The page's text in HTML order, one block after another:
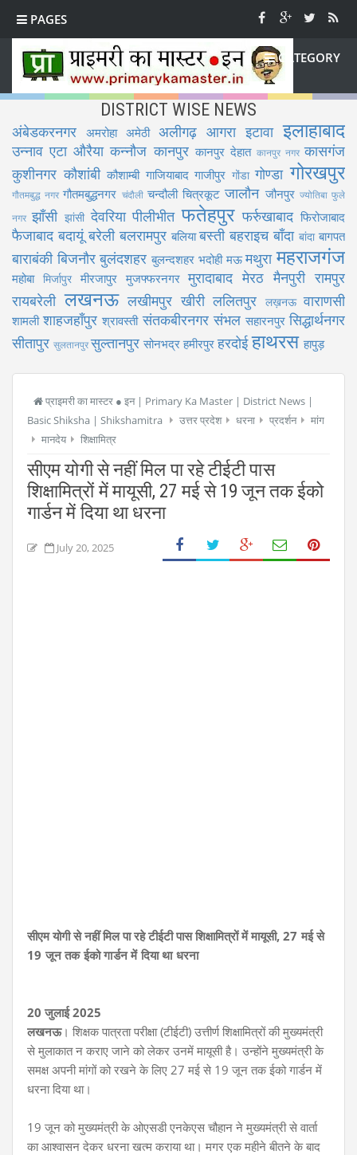
PAGES
CATEGORY
DISTRICT WISE NEWS
अंबेडकरनगर अमरोहा अमेठी अलीगढ़ आगरा इटावा इलाहाबाद
उन्नाव एटा औरैया कन्नौज कानपुर कानपुर देहात कानपुर नगर कासगंज
कुशीनगर कौशांबी कौशाम्बी गाजियाबाद गाजीपुर गोंडा गोण्डा गोरखपुर
गौतमबुद्ध नगर गौतमबुद्धनगर चंदौली चन्दौली चित्रकूट जालौन जौनपुर ज्योतिबा फुले
नगर झाँसी झांसी देवरिया पीलीभीत फतेहपुर फर्रुखाबाद फिरोजाबाद
फैजाबाद बदायूं बरेली बलरामपुर बलिया बस्ती बहराइच बाँदा बांदा बागपत
बाराबंकी बिजनौर बुलंदशहर बुलन्दशहर भदोही मऊ मथुरा महराजगंज
महोबा मिर्जापुर मीरजापुर मुजफ्फरनगर मुरादाबाद मेरठ मैनपुरी रामपुर
रायबरेली लखनऊ लखीमपुर खीरी ललितपुर लख़नऊ वाराणसी
शामली शाहजहाँपुर श्रावस्ती संतकबीरनगर संभल सहारनपुर सिद्धार्थनगर
सीतापुर सुलतानपुरसुल्तानपुर सोनभद्र हमीरपुर हरदोई हाथरस हापुड़
प्राइमरी का मास्टर ● इन | Primary Ka Master | District News |
Basic Shiksha | Shikshamitra
उत्तर प्रदेश धरना प्रदर्शन
मांग
मानदेय
शिक्षामित्र
सीएम योगी से नहीं मिल पा रहे टीईटी पास
शिक्षामित्रों में मायूसी, 27 मई से 19 जून तक ईको
गार्डन में दिया था धरना
July 20, 2025
सीएम योगी से नहीं मिल पा रहे टीईटी पास शिक्षामित्रों में मायूसी, 27 मई से
19 जून तक ईको गार्डन में दिया था धरना
20 जुलाई 2025
लखनऊ। शिक्षक पात्रता परीक्षा (टीईटी) उत्तीर्ण शिक्षामित्रों की मुख्यमंत्री
से मुलाकात न कराए जाने को लेकर उनमें मायूसी है। उन्होंने मुख्यमंत्री के
समक्ष अपनी मांगों को रखने के लिए 27 मई से 19 जून तक ईको गार्डन में
धरना दिया था।
19 जून को मुख्यमंत्री के ओएसडी एनकेएस चौहान ने मुख्यमंत्री से वार्ता
का आश्वासन देकर धरना खत्म कराया था। मगर एक महीने बीतने के बाद